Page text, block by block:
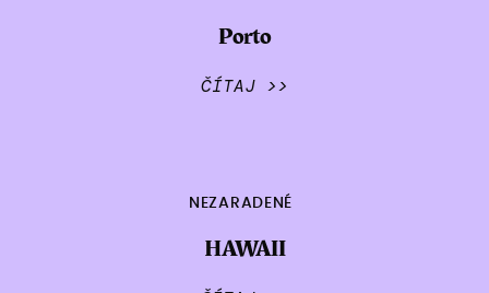
Porto
ČÍTAJ >>
NEZARADENÉ
HAWAII